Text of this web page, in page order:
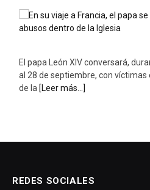
El papa León XIV conversará,
al 28 de septiembre, con
de la [Leer más...]
REDES SOCIALES